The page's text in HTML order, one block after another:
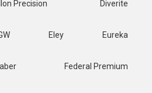
Precision Diverite
Eley Eureka
Federal Premium